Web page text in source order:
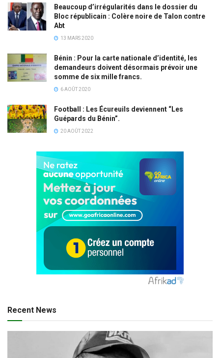
Beaucoup d’irrégularités dans le dossier du
Bloc républicain : Colère noire de Talon contre
Abt
13 MARS 2020
Bénin : Pour la carte nationale d’identité, les
demandeurs doivent désormais prévoir une
somme de six mille francs.
6 AOÛT 2020
Football : Les Écureuils deviennent “Les
Guépards du Bénin”.
20 AOÛT 2022
Recent News